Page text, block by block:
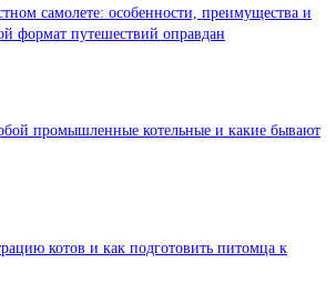
самолете: особенности, преимущества и
формат путешествий оправдан
промышленные котельные и какие бывают
котов и как подготовить питомца к